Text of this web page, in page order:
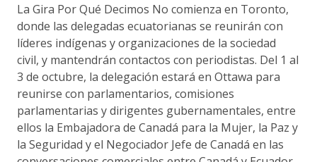
La Gira Por Qué Decimos No comienza en Toronto,
donde las delegadas ecuatorianas se reunirán con
líderes indígenas y organizaciones de la sociedad
civil, y mantendrán contactos con periodistas. Del 1 al
3 de octubre, la delegación estará en Ottawa para
reunirse con parlamentarios, comisiones
parlamentarias y dirigentes gubernamentales, entre
ellos la Embajadora de Canadá para la Mujer, la Paz y
la Seguridad y el Negociador Jefe de Canadá en las